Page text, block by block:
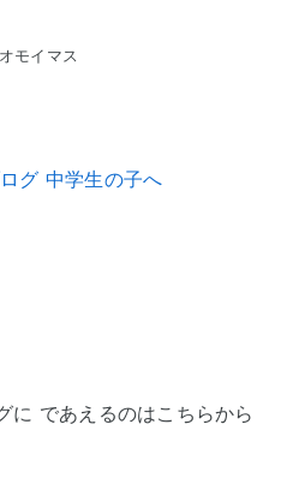
モイマス
に であえるのはこちらから